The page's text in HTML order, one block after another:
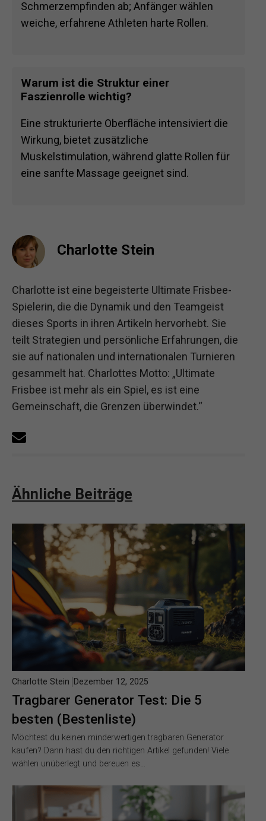
Schmerzempfinden ab; Anfänger wählen
weiche, erfahrene Athleten harte Rollen.
Warum ist die Struktur einer
Faszienrolle wichtig?
Eine strukturierte Oberfläche intensiviert die
Wirkung, bietet zusätzliche
Muskelstimulation, während glatte Rollen für
eine sanfte Massage geeignet sind.
Charlotte Stein
Charlotte ist eine begeisterte Ultimate Frisbee-
Spielerin, die die Dynamik und den Teamgeist
dieses Sports in ihren Artikeln hervorhebt. Sie
teilt Strategien und persönliche Erfahrungen, die
sie auf nationalen und internationalen Turnieren
gesammelt hat. Charlottes Motto: „Ultimate
Frisbee ist mehr als ein Spiel, es ist eine
Gemeinschaft, die Grenzen überwindet.“
Ähnliche Beiträge
Tragbarer Generator Test: Die 5
besten (Bestenliste)
Charlotte Stein Dezember 12, 2025
Möchtest du keinen minderwertigen tragbaren Generator
kaufen? Dann hast du den richtigen Artikel gefunden! Viele
wählen unüberlegt und bereuen es…